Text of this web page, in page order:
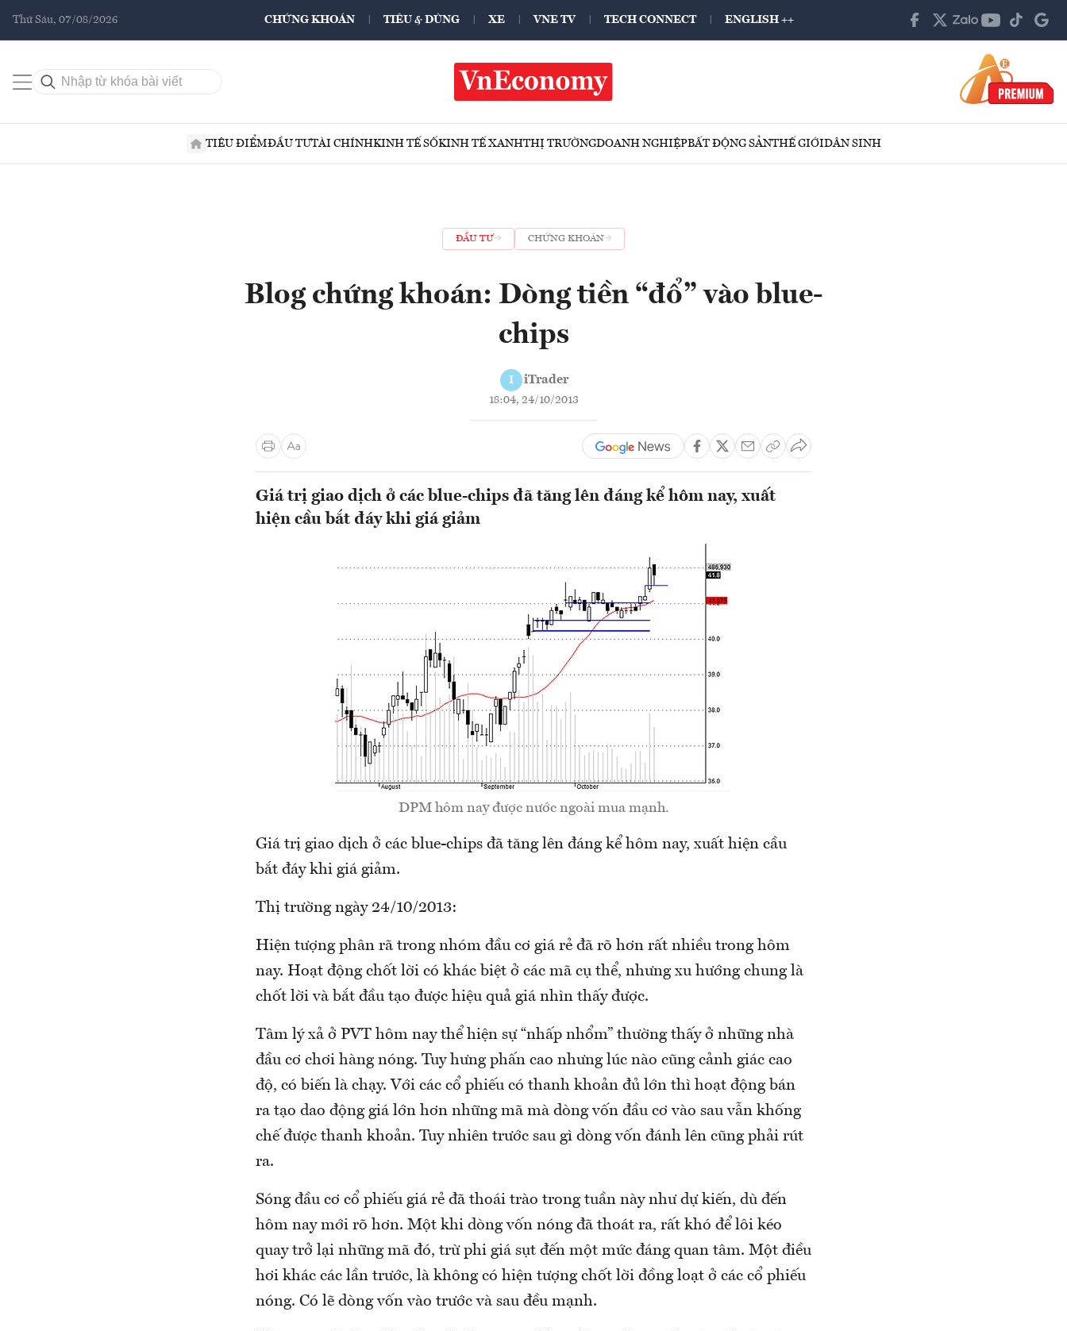
Thứ Sáu, 07/08/2026 CHỨNG KHOÁN TIÊU & DÙNG XE VNE TV TECH CONNECT ENGLISH ++
TIÊU ĐIỂMĐẦU TƯTÀI CHÍNHKINH TẾ SỐKINH TẾ XANHTHỊ TRƯỜNGDOANH NGHIỆPBẤT ĐỘNG SẢNTHẾ GIỚIDÂN SINH
ĐẦU TƯ CHỨNG KHOÁN
Blog chứng khoán: Dòng tiền “đổ” vào blue-
chips
I iTrader
18:04, 24/10/2013
Giá trị giao dịch ở các blue-chips đã tăng lên đáng kể hôm nay, xuất
hiện cầu bắt đáy khi giá giảm
DPM hôm nay được nước ngoài mua mạnh.
Giá trị giao dịch ở các blue-chips đã tăng lên đáng kể hôm nay, xuất hiện cầu
bắt đáy khi giá giảm.
Thị trường ngày 24/10/2013:
Hiện tượng phân rã trong nhóm đầu cơ giá rẻ đã rõ hơn rất nhiều trong hôm
nay. Hoạt động chốt lời có khác biệt ở các mã cụ thể, nhưng xu hướng chung là
chốt lời và bắt đầu tạo được hiệu quả giá nhìn thấy được.
Tâm lý xả ở PVT hôm nay thể hiện sự “nhấp nhổm” thường thấy ở những nhà
đầu cơ chơi hàng nóng. Tuy hưng phấn cao nhưng lúc nào cũng cảnh giác cao
độ, có biến là chạy. Với các cổ phiếu có thanh khoản đủ lớn thì hoạt động bán
ra tạo dao động giá lớn hơn những mã mà dòng vốn đầu cơ vào sau vẫn khống
chế được thanh khoản. Tuy nhiên trước sau gì dòng vốn đánh lên cũng phải rút
ra.
Sóng đầu cơ cổ phiếu giá rẻ đã thoái trào trong tuần này như dự kiến, dù đến
hôm nay mới rõ hơn. Một khi dòng vốn nóng đã thoát ra, rất khó để lôi kéo
quay trở lại những mã đó, trừ phi giá sụt đến một mức đáng quan tâm. Một điều
hơi khác các lần trước, là không có hiện tượng chốt lời đồng loạt ở các cổ phiếu
nóng. Có lẽ dòng vốn vào trước và sau đều mạnh.